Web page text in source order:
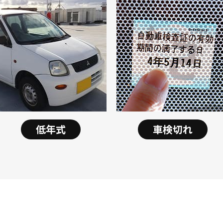
低年式 車検切れ